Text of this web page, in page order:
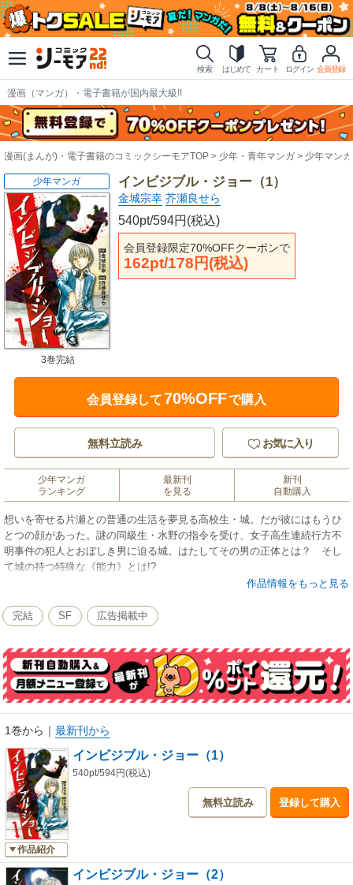
検索 はじめて カート ログイン 会員登録
漫画（マンガ）・電子書籍が国内最大級!!
漫画(まんが)・電子書籍のコミックシーモアTOP 少年・青年マンガ 少年マンガ
インビジブル・ジョー（1）
金城宗幸 芥瀬良せら
540pt/594円(税込)
会員登録限定70%OFFクーポンで
162pt/178円(税込)
少年マンガ
3巻完結
会員登録して70%OFFで購入
無料立読み お気に入り
少年マンガ
ランキング
最新刊
を見る
新刊
自動購入
想いを寄せる片瀬との普通の生活を夢見る高校生・城。だが彼にはもうひ
とつの顔があった。謎の同級生・水野の指令を受け、女子高生連続行方不
明事件の犯人とおぼしき男に迫る城。はたしてその男の正体とは？ そし
て城の持つ特殊な《能力》とは!?
作品情報をもっと見る
完結 SF 広告掲載中
1巻から ｜ 最新刊から
作品紹介
インビジブル・ジョー（1）
540pt/594円(税込)
無料立読み 登録して購入
インビジブル・ジョー（2）